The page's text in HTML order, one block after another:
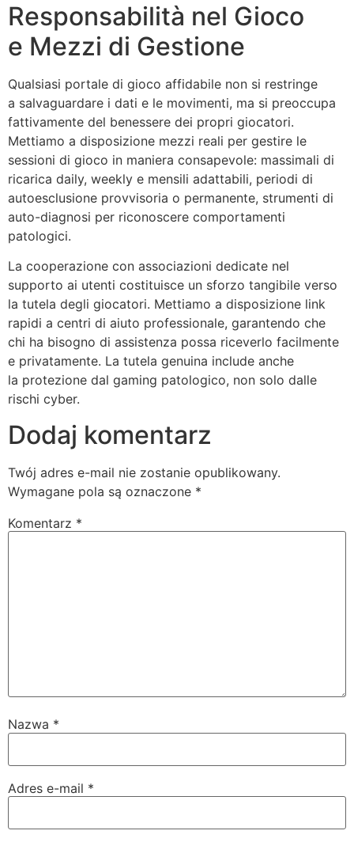
Responsabilità nel Gioco
e Mezzi di Gestione
Qualsiasi portale di gioco affidabile non si restringe
a salvaguardare i dati e le movimenti, ma si preoccupa
fattivamente del benessere dei propri giocatori.
Mettiamo a disposizione mezzi reali per gestire le
sessioni di gioco in maniera consapevole: massimali di
ricarica daily, weekly e mensili adattabili, periodi di
autoesclusione provvisoria o permanente, strumenti di
auto-diagnosi per riconoscere comportamenti
patologici.
La cooperazione con associazioni dedicate nel
supporto ai utenti costituisce un sforzo tangibile verso
la tutela degli giocatori. Mettiamo a disposizione link
rapidi a centri di aiuto professionale, garantendo che
chi ha bisogno di assistenza possa riceverlo facilmente
e privatamente. La tutela genuina include anche
la protezione dal gaming patologico, non solo dalle
rischi cyber.
Dodaj komentarz
Twój adres e-mail nie zostanie opublikowany.
Wymagane pola są oznaczone *
Komentarz *
Nazwa *
Adres e-mail *